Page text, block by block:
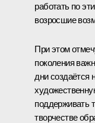
работать по
возросшие
При этом
поколения
дни создаётся
поддерживать
творчестве